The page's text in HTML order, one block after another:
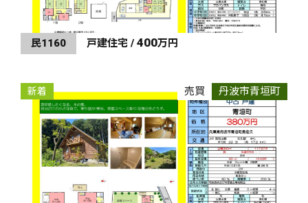
民1160 戸建住宅 / 400万円
新着 売買 丹波市青垣町